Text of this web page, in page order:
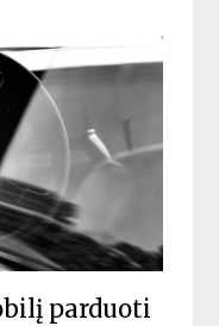
parduoti